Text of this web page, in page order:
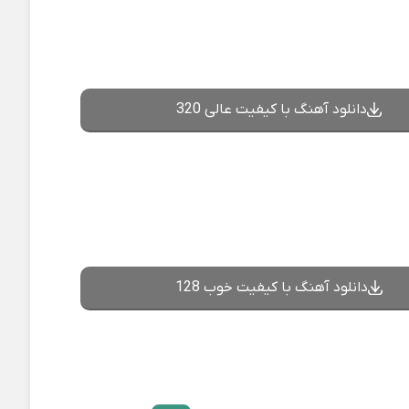
دانلود آهنگ با کیفیت عالی 320
دانلود آهنگ با کیفیت خوب 128